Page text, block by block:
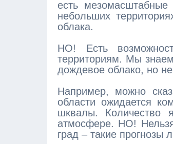
есть
небольших
облака.
НО! Есть
территориям. Мы
дождевое облако, но
Например, можно
области ожидается
шквалы. Количество
атмосфере. НО!
град – такие